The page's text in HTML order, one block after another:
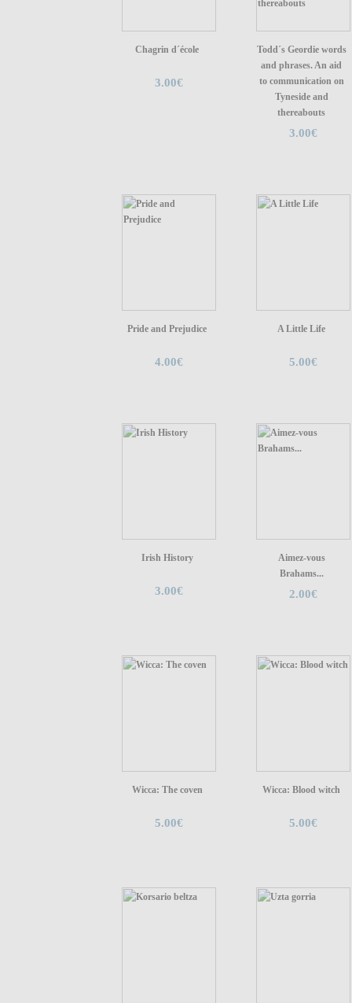
Chagrin d´école
3.00€
Todd´s Geordie words
and phrases. An aid
to communication on
Tyneside and
thereabouts
3.00€
Pride and Prejudice
4.00€
A Little Life
5.00€
Irish History
3.00€
Aimez-vous
Brahams...
2.00€
Wicca: The coven
5.00€
Wicca: Blood witch
5.00€